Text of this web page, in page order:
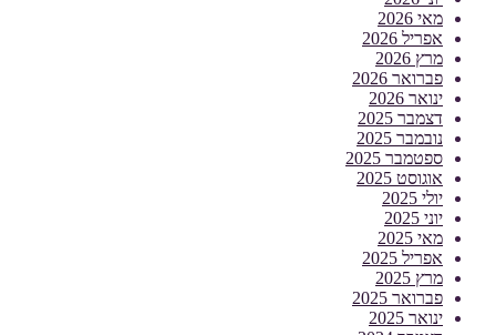
מאי 2026
אפריל 2026
מרץ 2026
פברואר 2026
ינואר 2026
דצמבר 2025
נובמבר 2025
ספטמבר 2025
אוגוסט 2025
יולי 2025
יוני 2025
מאי 2025
אפריל 2025
מרץ 2025
פברואר 2025
ינואר 2025